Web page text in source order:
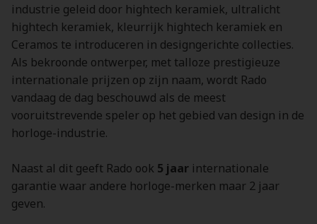
industrie geleid door hightech keramiek, ultralicht
hightech keramiek, kleurrijk hightech keramiek en
Ceramos te introduceren in designgerichte collecties.
Als bekroonde ontwerper, met talloze prestigieuze
internationale prijzen op zijn naam, wordt Rado
vandaag de dag beschouwd als de meest
vooruitstrevende speler op het gebied van design in de
horloge-industrie.
Naast al dit geeft Rado ook 5 jaar internationale
garantie waar andere horloge-merken maar 2 jaar
geven.